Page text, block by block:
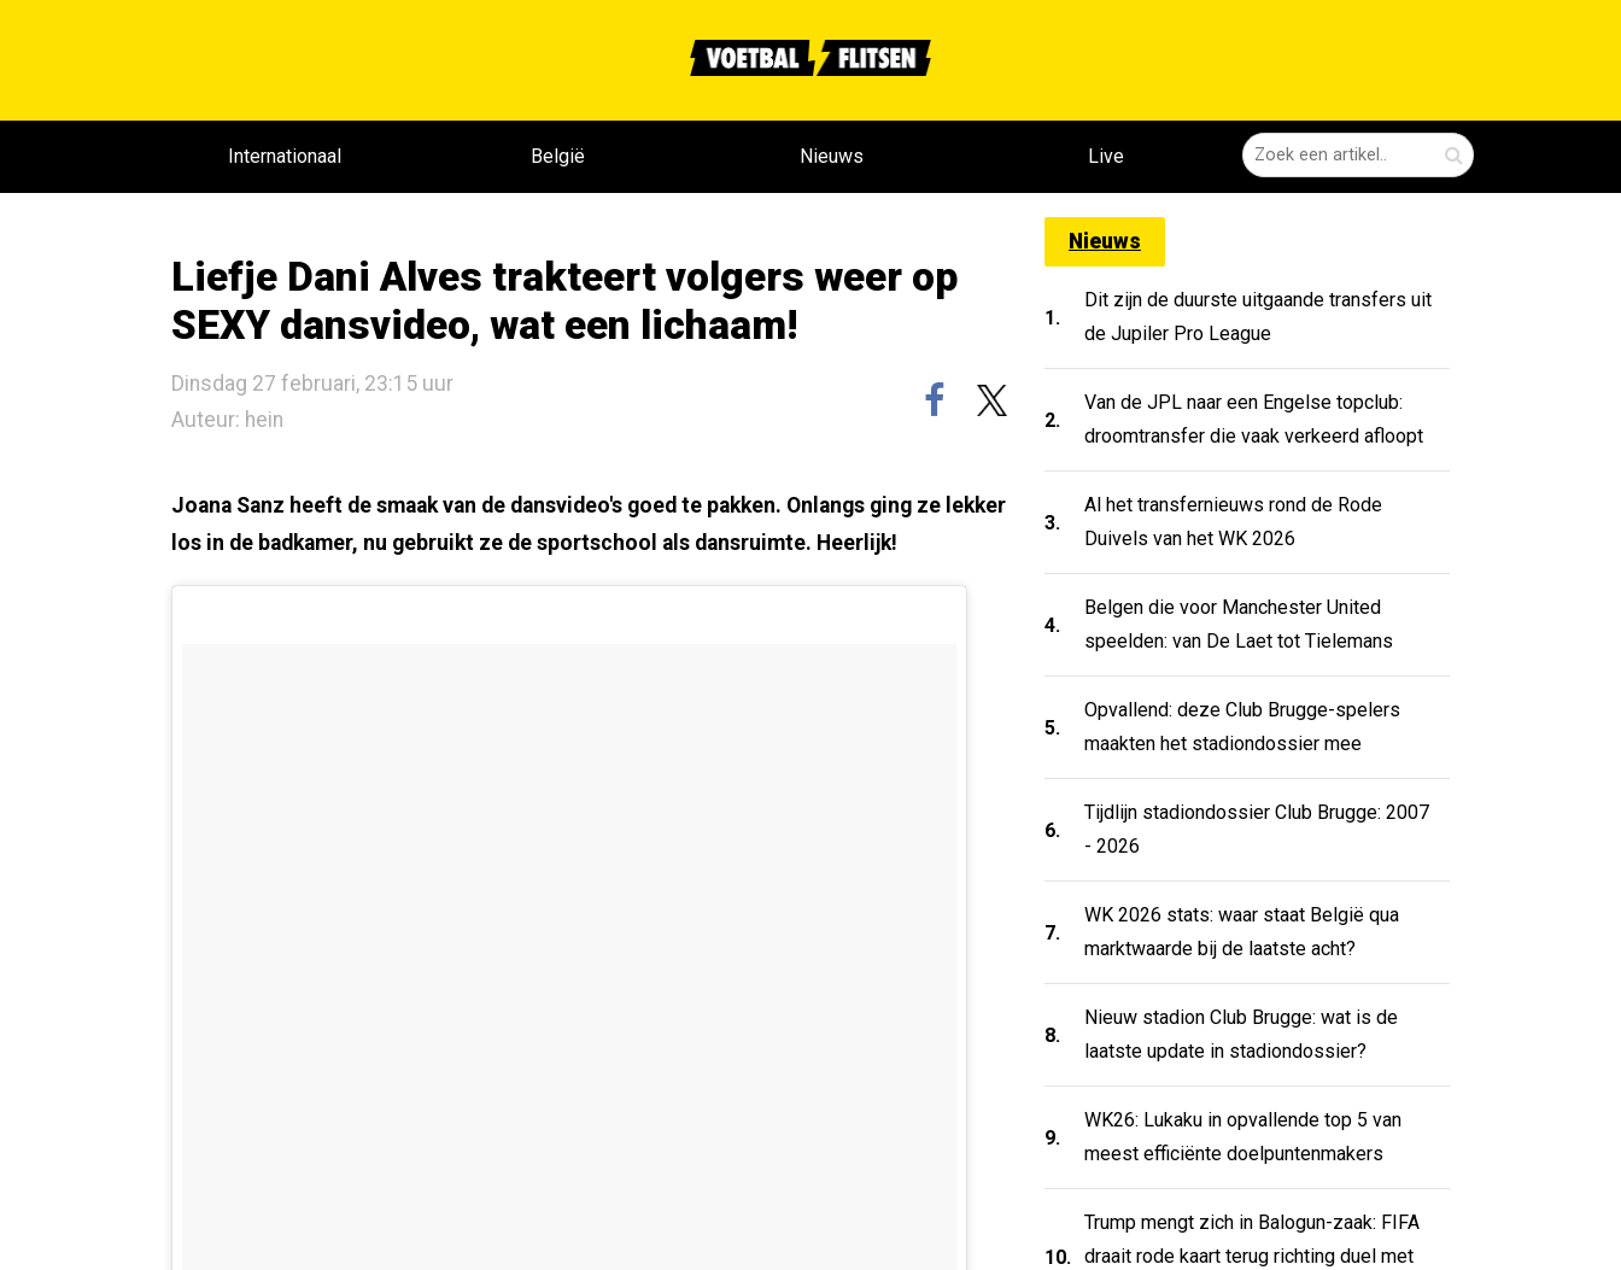
Internationaal België Nieuws Live
Liefje Dani Alves trakteert volgers weer op
SEXY dansvideo, wat een lichaam!
Dinsdag 27 februari, 23:15 uur
Auteur: hein
Joana Sanz heeft de smaak van de dansvideo's goed te pakken. Onlangs ging ze lekker
los in de badkamer, nu gebruikt ze de sportschool als dansruimte. Heerlijk!
Nieuws
1.
Dit zijn de duurste uitgaande transfers uit
de Jupiler Pro League
2.
Van de JPL naar een Engelse topclub:
droomtransfer die vaak verkeerd afloopt
3.
Al het transfernieuws rond de Rode
Duivels van het WK 2026
4.
Belgen die voor Manchester United
speelden: van De Laet tot Tielemans
5.
Opvallend: deze Club Brugge-spelers
maakten het stadiondossier mee
6.
Tijdlijn stadiondossier Club Brugge: 2007
- 2026
7.
WK 2026 stats: waar staat België qua
marktwaarde bij de laatste acht?
8.
Nieuw stadion Club Brugge: wat is de
laatste update in stadiondossier?
9.
WK26: Lukaku in opvallende top 5 van
meest efficiënte doelpuntenmakers
10.
Trump mengt zich in Balogun-zaak: FIFA
draait rode kaart terug richting duel met